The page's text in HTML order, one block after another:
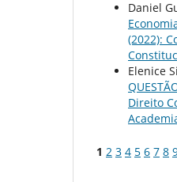
Daniel
(2022):
Elenice
Direito
1 2 3 4 5 6 7 8